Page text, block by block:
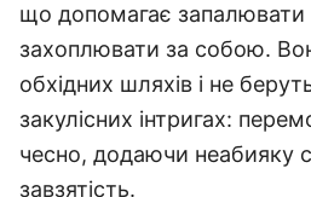
що допомагає запалювати
захоплювати за собою.
обхідних шляхів і не
закулісних інтригах:
чесно, додаючи неабияку
завзятість.